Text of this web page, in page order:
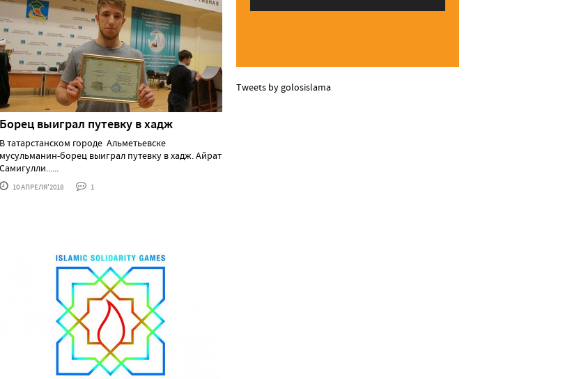
Борец выиграл путевку в хадж
В татарстанском городе Альметьевске
мусульманин-борец выиграл путевку в хадж. Айрат
Самигулли......
10 АПРЕЛЯ'2018 1
Tweets by golosislama